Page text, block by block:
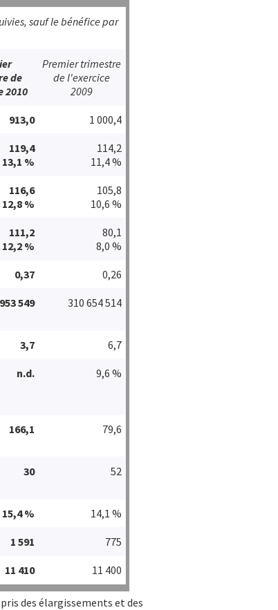
sauf le bénéfice par
de
2010
Premier trimestre
de l'exercice
2009
913,0 1 000,4
119,4
13,1 %
114,2
11,4 %
116,6
12,8 %
105,8
10,6 %
111,2
12,2 %
80,1
8,0 %
0,37 0,26
549 310 654 514
3,7 6,7
n.d. 9,6 %
166,1 79,6
30 52
15,4 % 14,1 %
1 591 775
11 410 11 400
des élargissements et des